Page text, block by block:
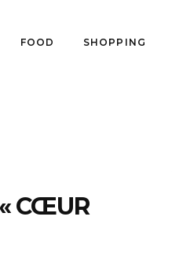
FOOD SHOPPING
CŒUR